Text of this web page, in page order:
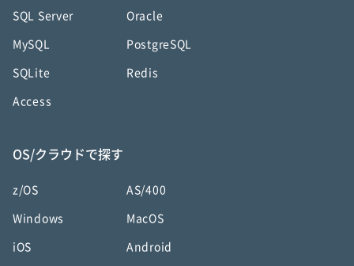
SQL Server Oracle
MySQL PostgreSQL
SQLite Redis
Access
OS/クラウドで探す
z/OS AS/400
Windows MacOS
iOS Android